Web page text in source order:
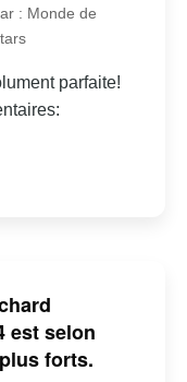
: Monde de
parfaite!
est selon
forts.